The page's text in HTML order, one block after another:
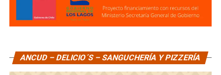
ANCUD – DELICIO´S – SANGUCHERÍA Y PIZZERÍA